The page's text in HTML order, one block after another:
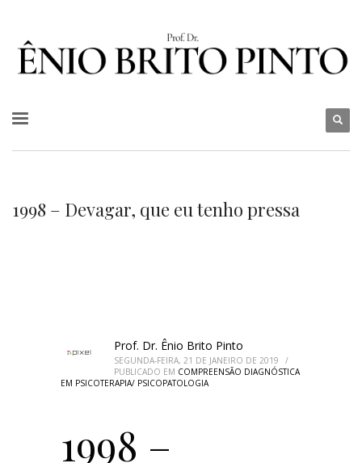
1998 – Devagar, que eu tenho pressa
Prof. Dr. Ênio Brito Pinto
SEGUNDA-FEIRA, 21 DE JANEIRO DE 2019
/
PUBLICADO EM COMPREENSÃO DIAGNÓSTICA
EM PSICOTERAPIA/ PSICOPATOLOGIA
1998 –